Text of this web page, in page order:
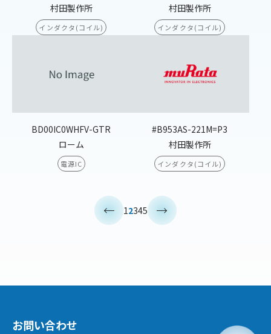
村田製作所
インダクタ(コイル)
村田製作所
インダクタ(コイル)
BD00IC0WHFV-GTR
ローム
電源IC
#B953AS-221M=P3
村田製作所
インダクタ(コイル)
12345
お問い合わせ